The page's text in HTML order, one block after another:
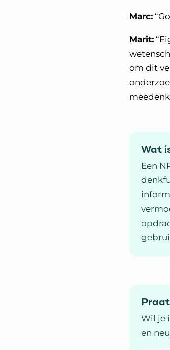
Marc:
Marit:
om dit
Wat
Een
Wil je
en